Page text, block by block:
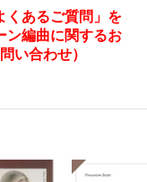
くあるご質問」を
ン編曲に関するお
問い合わせ）